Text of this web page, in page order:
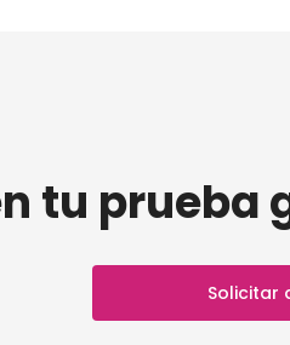
tu prueba
Solicitar